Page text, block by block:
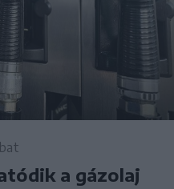
a gázolaj